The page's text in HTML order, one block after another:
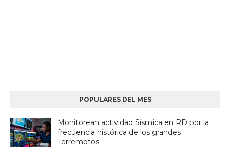
POPULARES DEL MES
Monitorean actividad Sísmica en RD por la
frecuencia histórica de los grandes
Terremotos